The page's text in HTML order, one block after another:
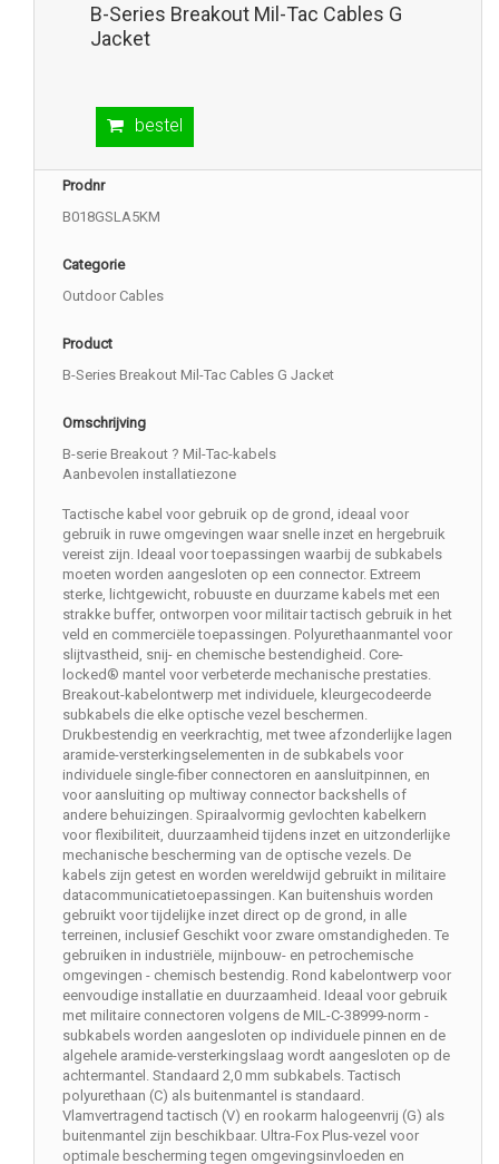
B-Series Breakout Mil-Tac Cables G
Jacket
bestel
Prodnr
B018GSLA5KM
Categorie
Outdoor Cables
Product
B-Series Breakout Mil-Tac Cables G Jacket
Omschrijving
B-serie Breakout ? Mil-Tac-kabels
Aanbevolen installatiezone
Tactische kabel voor gebruik op de grond, ideaal voor
gebruik in ruwe omgevingen waar snelle inzet en hergebruik
vereist zijn. Ideaal voor toepassingen waarbij de subkabels
moeten worden aangesloten op een connector. Extreem
sterke, lichtgewicht, robuuste en duurzame kabels met een
strakke buffer, ontworpen voor militair tactisch gebruik in het
veld en commerciële toepassingen. Polyurethaanmantel voor
slijtvastheid, snij- en chemische bestendigheid. Core-
locked® mantel voor verbeterde mechanische prestaties.
Breakout-kabelontwerp met individuele, kleurgecodeerde
subkabels die elke optische vezel beschermen.
Drukbestendig en veerkrachtig, met twee afzonderlijke lagen
aramide-versterkingselementen in de subkabels voor
individuele single-fiber connectoren en aansluitpinnen, en
voor aansluiting op multiway connector backshells of
andere behuizingen. Spiraalvormig gevlochten kabelkern
voor flexibiliteit, duurzaamheid tijdens inzet en uitzonderlijke
mechanische bescherming van de optische vezels. De
kabels zijn getest en worden wereldwijd gebruikt in militaire
datacommunicatietoepassingen. Kan buitenshuis worden
gebruikt voor tijdelijke inzet direct op de grond, in alle
terreinen, inclusief Geschikt voor zware omstandigheden. Te
gebruiken in industriële, mijnbouw- en petrochemische
omgevingen - chemisch bestendig. Rond kabelontwerp voor
eenvoudige installatie en duurzaamheid. Ideaal voor gebruik
met militaire connectoren volgens de MIL-C-38999-norm -
subkabels worden aangesloten op individuele pinnen en de
algehele aramide-versterkingslaag wordt aangesloten op de
achtermantel. Standaard 2,0 mm subkabels. Tactisch
polyurethaan (C) als buitenmantel is standaard.
Vlamvertragend tactisch (V) en rookarm halogeenvrij (G) als
buitenmantel zijn beschikbaar. Ultra-Fox Plus-vezel voor
optimale bescherming tegen omgevingsinvloeden en